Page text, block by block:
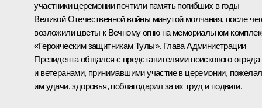
участники церемонии почтили память погибших в годы
Великой Отечественной войны минутой молчания, после
возложили цветы к Вечному огню на мемориальном
«Героическим защитникам Тулы». Глава Администрации
Президента общался с представителями поискового отряда
и ветеранами, принимавшими участие в церемонии, пожелал
им удачи, здоровья, поблагодарил за их труд и подвиги.